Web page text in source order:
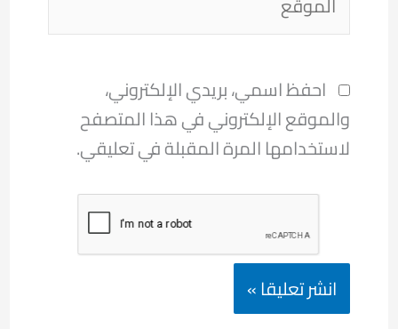
احفظ اسمي، بريدي الإلكتروني،
والموقع الإلكتروني في هذا المتصفح
لاستخدامها المرة المقبلة في تعليقي.